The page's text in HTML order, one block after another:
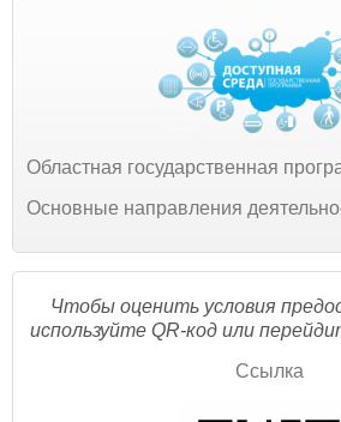
Областная государственная
Основные направления
Чтобы оценить условия
используйте QR-код или
Ссылка